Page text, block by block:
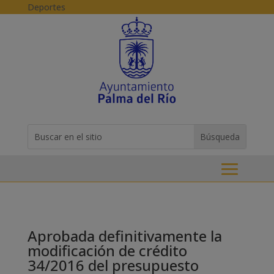
Skip to content
Deportes
for...
Aprobada definitivamente la
modificación de crédito
34/2016 del presupuesto